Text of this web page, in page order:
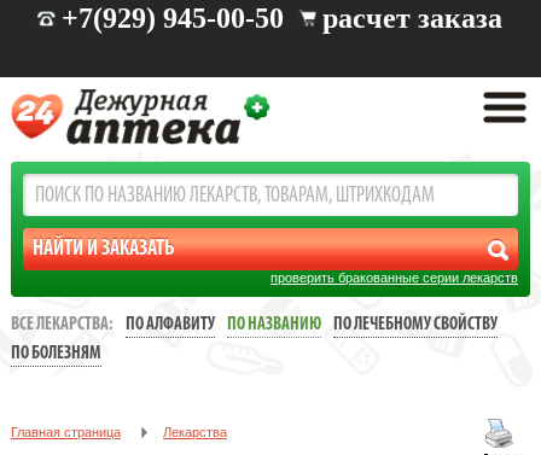
+7(929) 945-00-50 расчет заказа
проверить бракованные серии лекарств
ВСЕ ЛЕКАРСТВА: ПО АЛФАВИТУ ПО НАЗВАНИЮ
ПО ЛЕЧЕБНОМУ СВОЙСТВУ
ПО БОЛЕЗНЯМ
Главная страница Лекарства